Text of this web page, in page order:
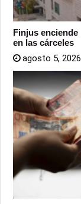
Finjus
en las cárceles
agosto 5, 2026